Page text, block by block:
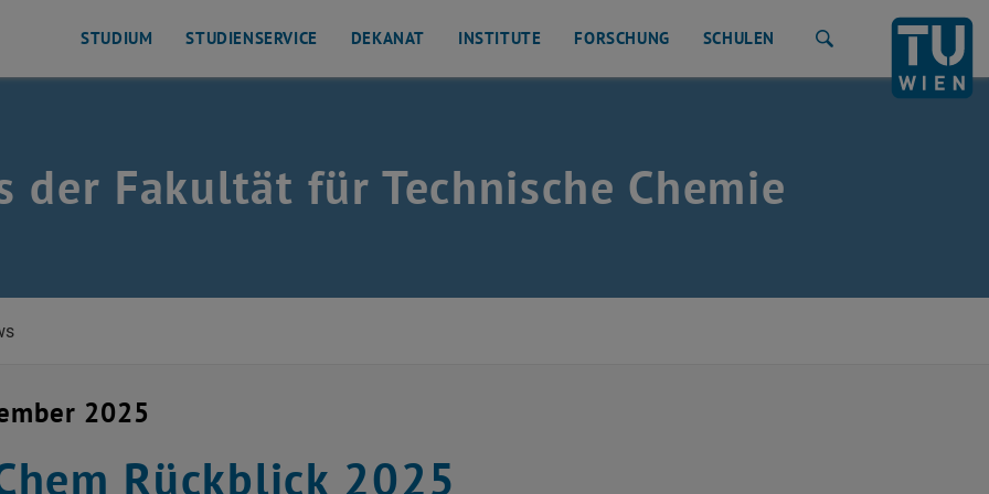
STUDIUM STUDIENSERVICE DEKANAT INSTITUTE FORSCHUNG SCHULEN
der Fakultät für Technische Chemie
2025
Rückblick 2025